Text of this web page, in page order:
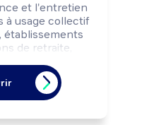
et l'entretien
à usage collectif
établissements
de retraite,
les règles de
gérer les
d'outils et de